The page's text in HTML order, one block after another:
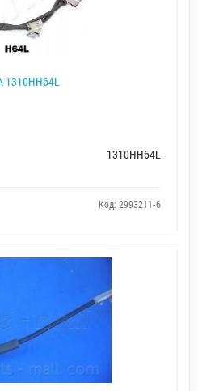
1310HH64L
1310HH64L
Код: 2993211-6